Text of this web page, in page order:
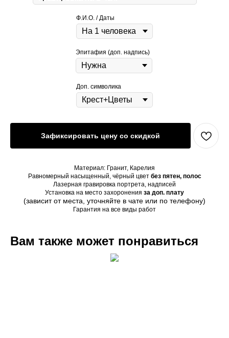
Ф.И.О. / Даты
Эпитафия (доп. надпись)
Доп. символика
Зафиксировать цену со скидкой
Материал: Гранит, Карелия
Равномерный насыщенный, чёрный цвет без пятен, полос
Лазерная гравировка портрета, надписей
Установка на место захоронения за доп. плату
(зависит от места, уточняйте в чате или по телефону)
Гарантия на все виды работ
Вам также может понравиться